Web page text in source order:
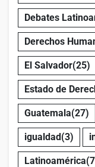
Debates
Derechos
El Salvador(25)
Estado de
Guatemala(27)
igualdad(3)
Latinoamérica